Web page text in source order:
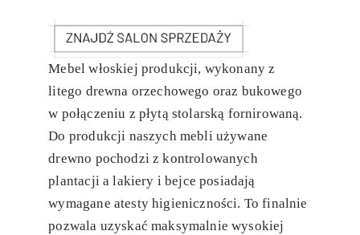
Mebel włoskiej produkcji, wykonany z
litego drewna orzechowego oraz bukowego
w połączeniu z płytą stolarską fornirowaną.
Do produkcji naszych mebli używane
drewno pochodzi z kontrolowanych
plantacji a lakiery i bejce posiadają
wymagane atesty higieniczności. To finalnie
pozwala uzyskać maksymalnie wysokiej